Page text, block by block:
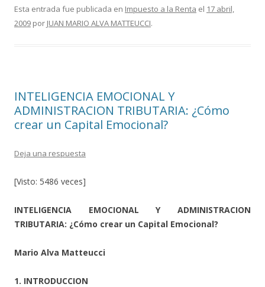
e
b
k
itt
er
m
p
r
Esta entrada fue publicada en Impuesto a la Renta el 17 abril,
2009 por JUAN MARIO ALVA MATTEUCCI.
INTELIGENCIA EMOCIONAL Y
ADMINISTRACION TRIBUTARIA: ¿Cómo
crear un Capital Emocional?
Deja una respuesta
[Visto: 5486 veces]
INTELIGENCIA EMOCIONAL Y ADMINISTRACION
TRIBUTARIA: ¿Cómo crear un Capital Emocional?
Mario Alva Matteucci
1. INTRODUCCION